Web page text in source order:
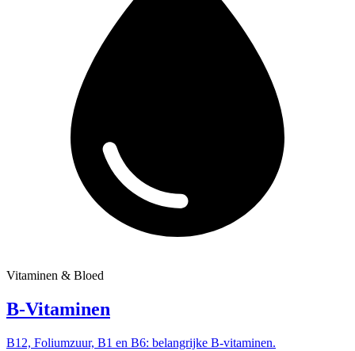
Vitaminen & Bloed
B-Vitaminen
B12, Foliumzuur, B1 en B6: belangrijke B-vitaminen.